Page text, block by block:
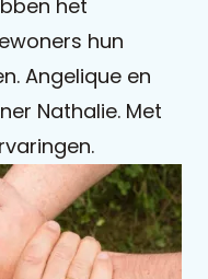
Sophihet
hun
Angelique en
Nathalie. Met